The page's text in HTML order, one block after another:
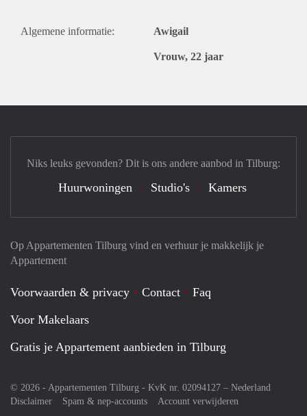
Algemene informatie: Awigail
Vrouw, 22 jaar
Op Appartementen Tilburg vind en verhuur je makkelijk je
Appartement
Voorwaarden & privacy Contact
Faq
Voor Makelaars
Gratis je Appartement aanbieden in Tilburg
© 2026 - Appartementen Tilburg - KvK nr. 02094127 – Nederland
Disclaimer
Spam & nep-accounts Account verwijderen
Niks leuks gevonden? Dit is ons andere aanbod in Tilburg:
Huurwoningen Studio's Kamers